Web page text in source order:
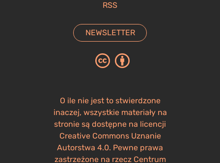
RSS
NEWSLETTER
O ile nie jest to stwierdzone
inaczej, wszystkie materiały na
stronie są dostępne na licencji
Creative Commons Uznanie
Autorstwa 4.0. Pewne prawa
zastrzeżone na rzecz Centrum